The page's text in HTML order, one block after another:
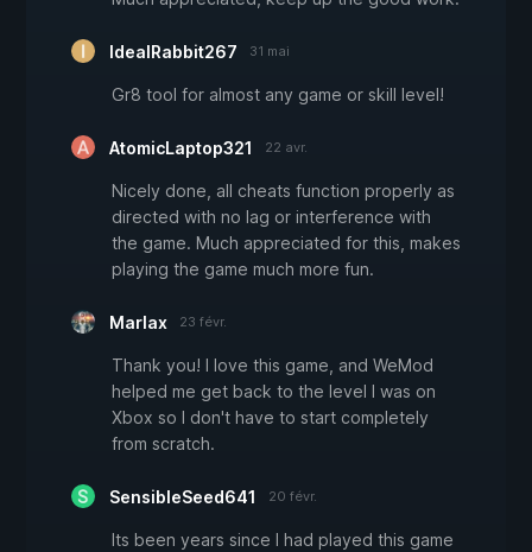
IdealRabbit267 31 mai
Gr8 tool for almost any game or skill level!
AtomicLaptop321 22 avr.
Nicely done, all cheats function properly as
directed with no lag or interference with
the game. Much appreciated for this, makes
playing the game much more fun.
Marlax 23 févr.
Thank you! I love this game, and WeMod
helped me get back to the level I was on
Xbox so I don't have to start completely
from scratch.
SensibleSeed641 20 févr.
Its been years since I had played this game